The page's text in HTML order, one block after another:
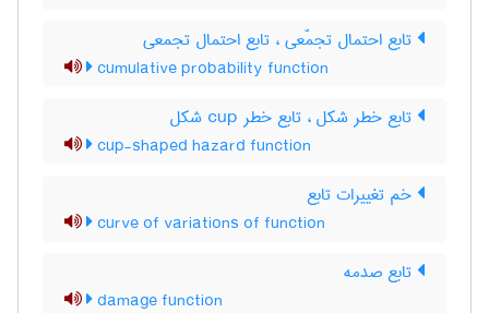
تابع احتمال تجمّعی ، تابع احتمال تجمعی
cumulative probability function
تابع خطر شکل ، تابع خطر ‌c‌u‌p شکل
cup-shaped hazard function
خم تغییرات تابع
curve of variations of function
تابع صدمه
damage function